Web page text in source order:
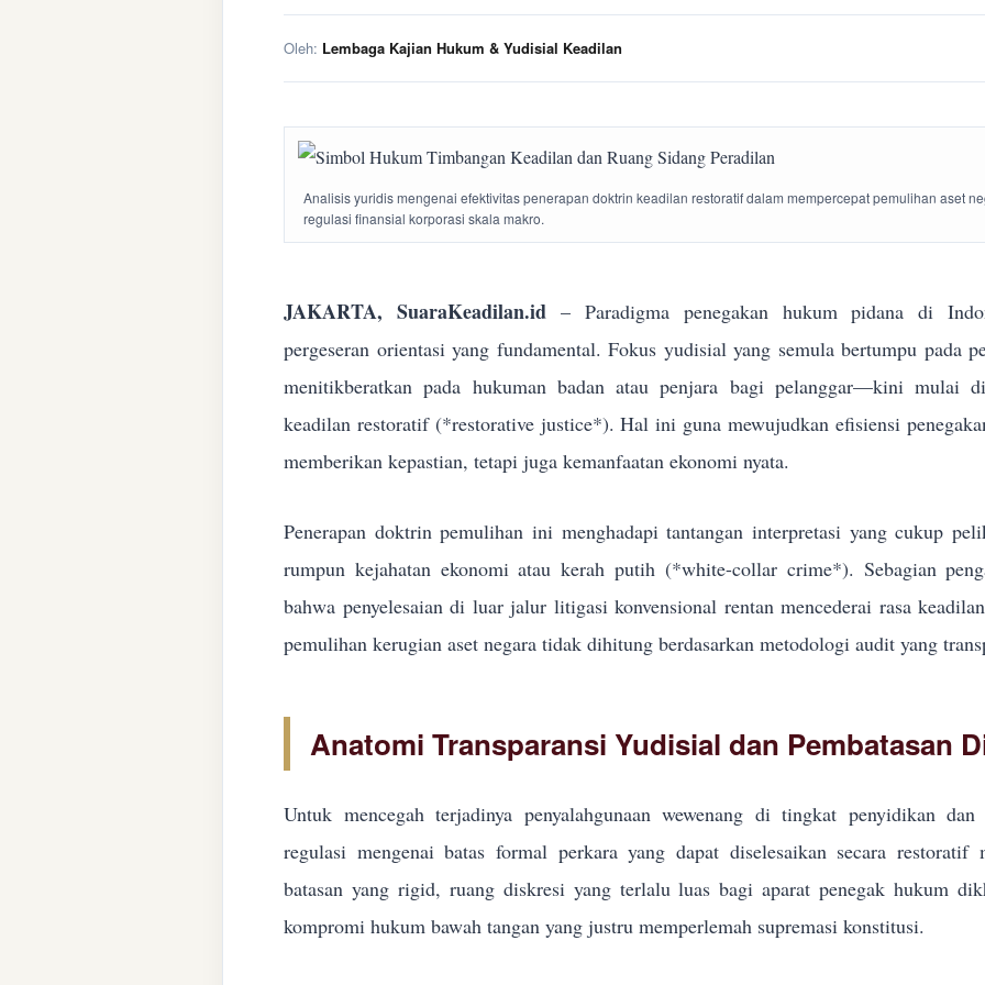
Oleh: Lembaga Kajian Hukum & Yudisial Keadilan
Analisis yuridis mengenai efektivitas penerapan doktrin keadilan restoratif dalam mempercepat pemulihan aset
regulasi finansial korporasi skala makro.
JAKARTA, SuaraKeadilan.id– Paradigma penegakan hukum pidana di
pergeseran orientasi yang fundamental. Fokus yudisial yang semula bertumpu pada
menitikberatkan pada hukuman badan atau penjara bagi pelanggar—kini mulai
keadilan restoratif (*restorative justice*). Hal ini guna mewujudkan efisiensi
memberikan kepastian, tetapi juga kemanfaatan ekonomi nyata.
Penerapan doktrin pemulihan ini menghadapi tantangan interpretasi yang cukup
rumpun kejahatan ekonomi atau kerah putih (*white-collar crime*). Sebagian
bahwa penyelesaian di luar jalur litigasi konvensional rentan mencederai rasa
pemulihan kerugian aset negara tidak dihitung berdasarkan metodologi audit yang
Anatomi Transparansi Yudisial dan Pembatasan
Untuk mencegah terjadinya penyalahgunaan wewenang di tingkat penyidikan dan
regulasi mengenai batas formal perkara yang dapat diselesaikan secara restoratif
batasan yang rigid, ruang diskresi yang terlalu luas bagi aparat penegak hukum
kompromi hukum bawah tangan yang justru memperlemah supremasi konstitusi.